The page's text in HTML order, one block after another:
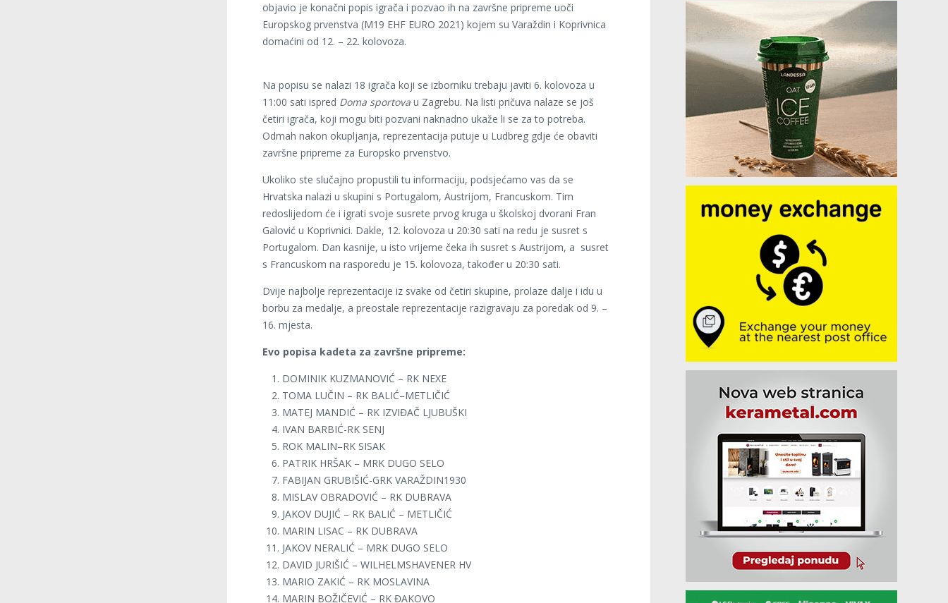
objavio je konačni popis igrača i pozvao ih na završne pripreme uoči
Europskog prvenstva (M19 EHF EURO 2021) kojem su Varaždin i Koprivnica
domaćini od 12. – 22. kolovoza.
Na popisu se nalazi 18 igrača koji se izborniku trebaju javiti 6. kolovoza u
11:00 sati ispred Doma sportova u Zagrebu. Na listi pričuva nalaze se još
četiri igrača, koji mogu biti pozvani naknadno ukaže li se za to potreba.
Odmah nakon okupljanja, reprezentacija putuje u Ludbreg gdje će obaviti
završne pripreme za Europsko prvenstvo.
Ukoliko ste slučajno propustili tu informaciju, podsjećamo vas da se
Hrvatska nalazi u skupini s Portugalom, Austrijom, Francuskom. Tim
redoslijedom će i igrati svoje susrete prvog kruga u školskoj dvorani Fran
Galović u Koprivnici. Dakle, 12. kolovoza u 20:30 sati na redu je susret s
Portugalom. Dan kasnije, u isto vrijeme čeka ih susret s Austrijom, a susret
s Francuskom na rasporedu je 15. kolovoza, također u 20:30 sati.
Dvije najbolje reprezentacije iz svake od četiri skupine, prolaze dalje i idu u
borbu za medalje, a preostale reprezentacije razigravaju za poredak od 9. –
16. mjesta.
Evo popisa kadeta za završne pripreme:
DOMINIK KUZMANOVIĆ – RK NEXE
TOMA LUČIN – RK BALIĆ–METLIČIĆ
MATEJ MANDIĆ – RK IZVIĐAČ LJUBUŠKI
IVAN BARBIĆ-RK SENJ
ROK MALIN–RK SISAK
PATRIK HRŠAK – MRK DUGO SELO
FABIJAN GRUBIŠIĆ-GRK VARAŽDIN1930
MISLAV OBRADOVIĆ – RK DUBRAVA
JAKOV DUJIĆ – RK BALIĆ – METLIČIĆ
MARIN LISAC – RK DUBRAVA
JAKOV NERALIĆ – MRK DUGO SELO
DAVID JURIŠIĆ – WILHELMSHAVENER HV
MARIO ZAKIĆ – RK MOSLAVINA
MARIN BOŽIČEVIĆ – RK ĐAKOVO